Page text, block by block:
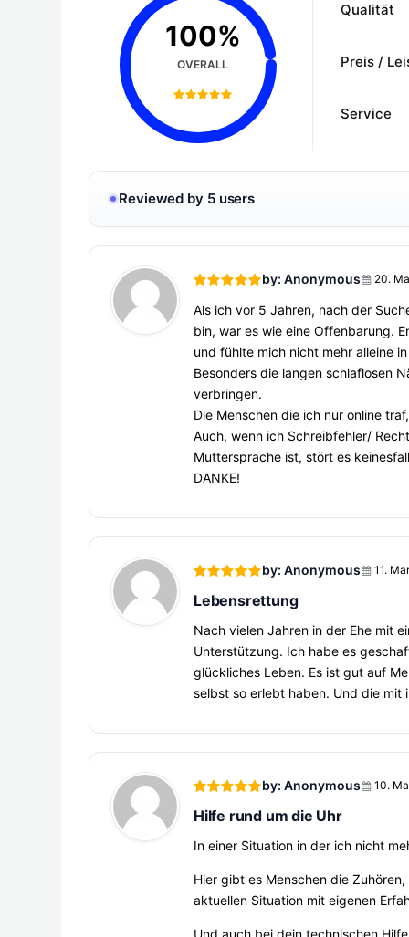
100%
OVERALL
Qualität
Preis /
Service
Reviewed by 5 users
by: Anonymous 20.
Als ich vor 5 Jahren, nach der
bin, war es wie eine Offenbarung.
und fühlte mich nicht mehr alleine
Besonders die langen schlaflosen
verbringen.
Die Menschen die ich nur online
Auch, wenn ich Schreibfehler/
Muttersprache ist, stört es
DANKE!
by: Anonymous 11.
Lebensrettung
Nach vielen Jahren in der Ehe mit
Unterstützung. Ich habe es
glückliches Leben. Es ist gut auf
selbst so erlebt haben. Und die mit
by: Anonymous 10.
Hilfe rund um die Uhr
In einer Situation in der ich nicht
Hier gibt es Menschen die
aktuellen Situation mit eigenen
Und auch bei dein technischen